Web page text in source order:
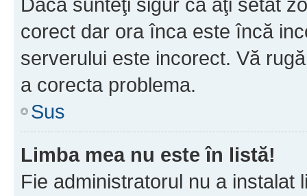
corect dar ora înca este încă
serverului este incorect. Vă
a corecta problema.
Sus
Limba mea nu este în listă!
Fie administratorul nu a instalat